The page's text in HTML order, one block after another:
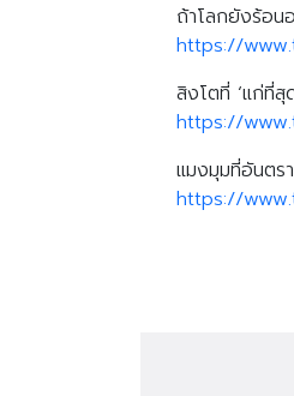
ถ้าโลกยังร้อน
https://
สิงโตที่ ‘แก่ที่
https://
แมงมุมที่อันตร
https://